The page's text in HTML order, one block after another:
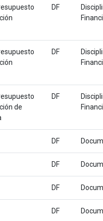
DF
DF
de
DF
DF
DF
DF
DF